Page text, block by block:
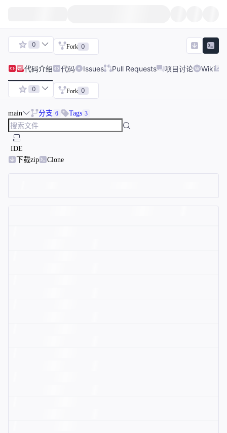
0 Fork 0
代码介绍 代码 Issues Pull Requests 项目讨论 Wiki
0 Fork 0
main 分支 6 Tags 3
IDE
下载zip
Clone